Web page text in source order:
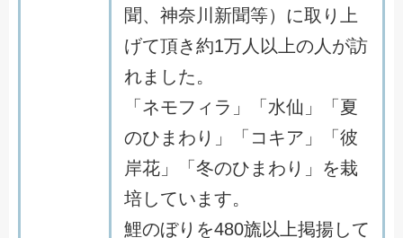
聞、神奈川新聞等）に取り上
げて頂き約1万人以上の人が訪
れました。
「ネモフィラ」「水仙」「夏
のひまわり」「コキア」「彼
岸花」「冬のひまわり」を栽
培しています。
鯉のぼりを480旒以上掲揚して